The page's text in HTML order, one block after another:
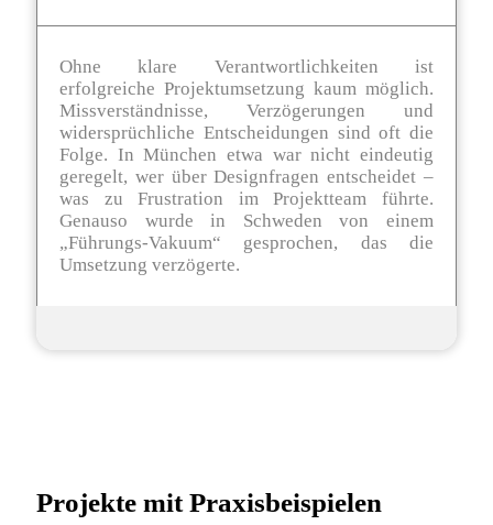
Ohne klare Verantwortlichkeiten ist
erfolgreiche Projektumsetzung kaum möglich.
Missverständnisse, Verzögerungen und
widersprüchliche Entscheidungen sind oft die
Folge. In München etwa war nicht eindeutig
geregelt, wer über Designfragen entscheidet –
was zu Frustration im Projektteam führte.
Genauso wurde in Schweden von einem
„Führungs-Vakuum“ gesprochen, das die
Umsetzung verzögerte.
Projekte mit Praxisbeispielen